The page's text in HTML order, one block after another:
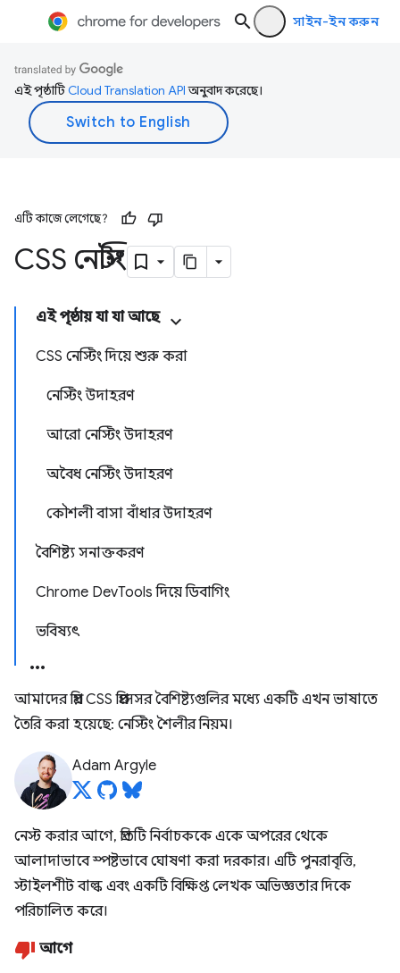
সাইন-ইন করুন
এই পৃষ্ঠাটিCloud Translation APIঅনুবাদ করেছে।
এটি কাজে লেগেছে?
CSS নেস্টিং
এই পৃষ্ঠায় যা যা আছে
CSS নেস্টিং দিয়ে শুরু করা
নেস্টিং উদাহরণ
আরো নেস্টিং উদাহরণ
অবৈধ নেস্টিং উদাহরণ
কৌশলী বাসা বাঁধার উদাহরণ
বৈশিষ্ট্য সনাক্তকরণ
Chrome DevTools দিয়ে ডিবাগিং
ভবিষ্যৎ
আমাদের প্রিয় CSS প্রিপ্রসেসর বৈশিষ্ট্যগুলির মধ্যে একটি এখন ভাষাতে
তৈরি করা হয়েছে: নেস্টিং শৈলীর নিয়ম।
Adam Argyle
নেস্ট করার আগে, প্রতিটি নির্বাচককে একে অপরের থেকে
আলাদাভাবে স্পষ্টভাবে ঘোষণা করা দরকার। এটি পুনরাবৃত্তি,
স্টাইলশীট বাল্ক এবং একটি বিক্ষিপ্ত লেখক অভিজ্ঞতার দিকে
পরিচালিত করে।
আগে